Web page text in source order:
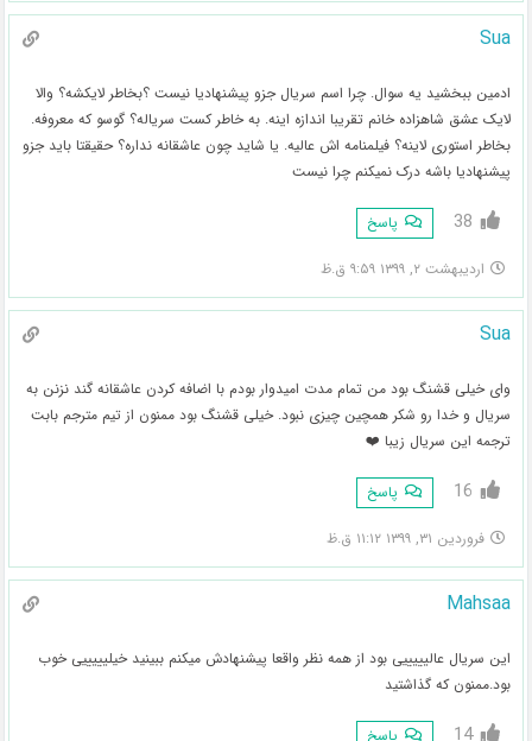
Sua
ادمین ببخشید یه سوال. چرا اسم سریال جزو پیشنهادیا نيست ؟بخاطر لایکشه؟ والا
لایک عشق شاهزاده خانم تقریبا اندازه اینه. به خاطر کست سریاله؟ گوسو که معروفه.
بخاطر استوری لاینه؟ فیلمنامه اش عالیه. یا شاید چون عاشقانه نداره؟ حقیقتا باید جزو
پیشنهادیا باشه درک نمیکنم چرا نیست
38 پاسخ
اردیبهشت ۲, ۱۳۹۹ ۹:۵۹ ق.ظ
Sua
وای خیلی قشنگ بود من تمام مدت امیدوار بودم با اضافه کردن عاشقانه گند نزنن به
سریال و خدا رو شکر همچین چیزی نبود. خیلی قشنگ بود ممنون از تیم مترجم بابت
ترجمه این سریال زیبا ❤️
16 پاسخ
فروردین ۳۱, ۱۳۹۹ ۱۱:۱۲ ق.ظ
Mahsaa
این سریال عالیییییی بود از همه نظر واقعا پیشنهادش میکنم ببینید خیلیییییی خوب
بود.ممنون که گذاشتید
14 پاسخ